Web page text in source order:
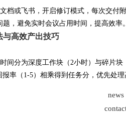
档或飞书，开启修订模式，每次交付
题，避免实时会议占用时间，提高效率
与高效产出技巧
间分为深度工作块（2小时）与碎片
率（1-5）相乘得到任务分，优先处
news